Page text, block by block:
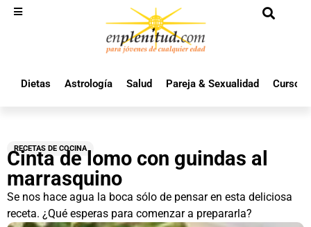
Dietas Astrología Salud Pareja & Sexualidad Cursos
RECETAS DE COCINA
Cinta de lomo con guindas al
marrasquino
Se nos hace agua la boca sólo de pensar en esta deliciosa
receta. ¿Qué esperas para comenzar a prepararla?